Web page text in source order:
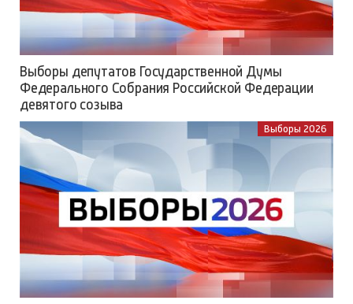
Выборы депутатов Государственной Думы
Федерального Собрания Российской Федерации
девятого созыва
Выборы 2026